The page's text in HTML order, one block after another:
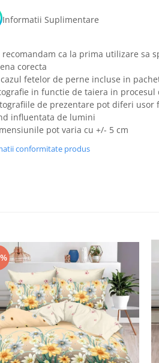
Informatii Suplimentare
recomandam ca la prima utilizare sa
corecta
fetelor de perne incluse in
in functie de taiera in procesul
de prezentare pot diferi usor
influentata de lumini
pot varia cu +/- 5 cm
conformitate produs